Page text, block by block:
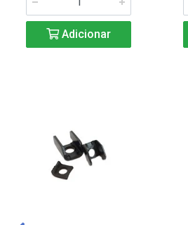
Adicionar